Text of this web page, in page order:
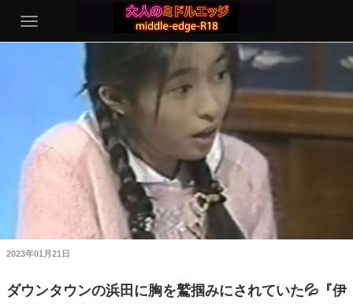
2023年01月21日
ダウンタウンの浜田に胸を鷲掴みにされていた💦『伊